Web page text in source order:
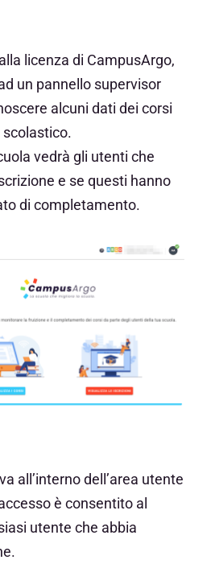
licenza di CampusArgo,
un pannello supervisor
alcuni dati dei corsi
vedrà gli utenti che
e se questi hanno
di completamento.
all’interno dell’area utente
è consentito al
utente che abbia